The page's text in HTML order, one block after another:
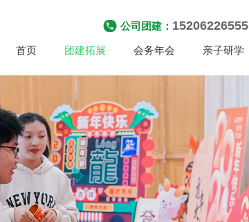
公司团建： 15206226555
首页 团建拓展 会务年会 亲子研学